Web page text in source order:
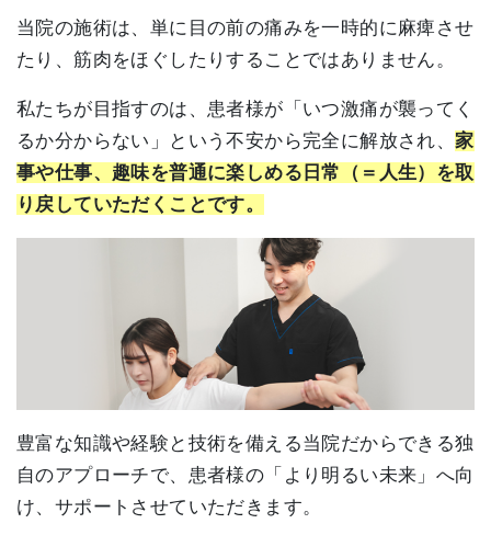
当院の施術は、単に目の前の痛みを一時的に麻痺させ
たり、筋肉をほぐしたりすることではありません。
私たちが目指すのは、患者様が「いつ激痛が襲ってく
るか分からない」という不安から完全に解放され、家
事や仕事、趣味を普通に楽しめる日常（＝人生）を取
り戻していただくことです。
豊富な知識や経験と技術を備える当院だからできる独
自のアプローチで、患者様の「より明るい未来」へ向
け、サポートさせていただきます。